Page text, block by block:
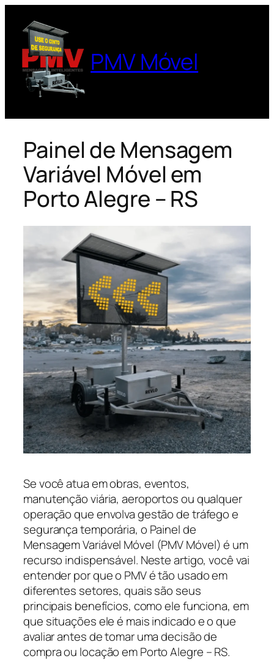
para
conteúdo
PMV Móvel
Painel de Mensagem
Variável Móvel em
Porto Alegre – RS
Se você atua em obras, eventos,
manutenção viária, aeroportos ou qualquer
operação que envolva gestão de tráfego e
segurança temporária, o Painel de
Mensagem Variável Móvel (PMV Móvel) é um
recurso indispensável. Neste artigo, você vai
entender por que o PMV é tão usado em
diferentes setores, quais são seus
principais benefícios, como ele funciona, em
que situações ele é mais indicado e o que
avaliar antes de tomar uma decisão de
compra ou locação em Porto Alegre – RS.